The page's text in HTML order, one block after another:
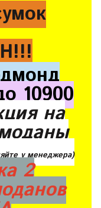
10900
на
у менеджера)
2